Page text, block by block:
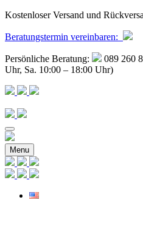
Kostenloser Versand und
Beratungstermin vereinbaren:
Persönliche Beratung:
089 260
Uhr, Sa. 10:00 – 18:00 Uhr)
Menu